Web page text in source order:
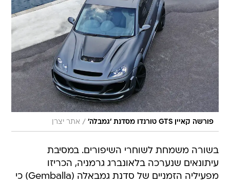
פורשה קאיין GTS טורנדו מסדנת 'גמבלה' / אתר יצרן
בשורה משמחת לשוחרי השיפורים. במסיבת
עיתונאים שנערכה בלאונברג גרמניה, הכריזו
מפעיליה הזמניים של סדנת גמבאלה (Gemballa) כי